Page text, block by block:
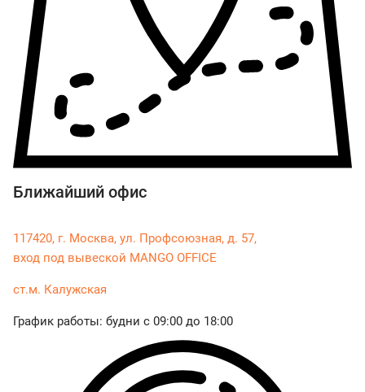
Ближайший офис
117420, г. Москва, ул. Профсоюзная, д. 57,
вход под вывеской MANGO OFFICE
ст.м. Калужская
График работы: будни с 09:00 до 18:00